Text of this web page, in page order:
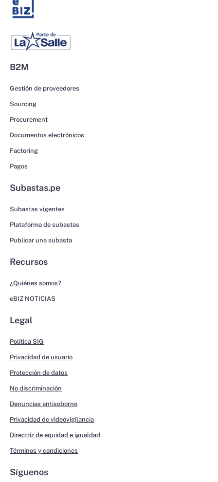
B2M
Gestión de proveedores
Sourcing
Procurement
Documentos electrónicos
Factoring
Pagos
Subastas.pe
Subastas vigentes
Plataforma de subastas
Publicar una subasta
Recursos
¿Quiénes somos?
eBIZ NOTICIAS
Legal
Política SIG
Privacidad de usuario
Protección de datos
No discriminación
Denuncias antisoborno
Privacidad de videovigilancia
Directriz de equidad e igualdad
Términos y condiciones
Síguenos